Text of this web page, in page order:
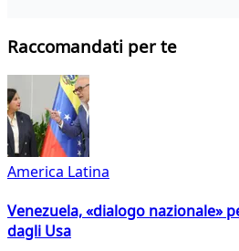
Raccomandati per te
America Latina
Venezuela, «dialogo nazionale»
dagli Usa